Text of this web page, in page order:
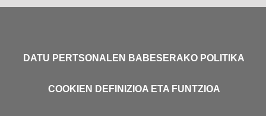
DATU PERTSONALEN BABESERAKO POLITIKA
COOKIEN DEFINIZIOA ETA FUNTZIOA